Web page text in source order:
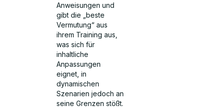
Anweisungen und
gibt die „beste
Vermutung“ aus
ihrem Training aus,
was sich für
inhaltliche
Anpassungen
eignet, in
dynamischen
Szenarien jedoch an
seine Grenzen stößt.